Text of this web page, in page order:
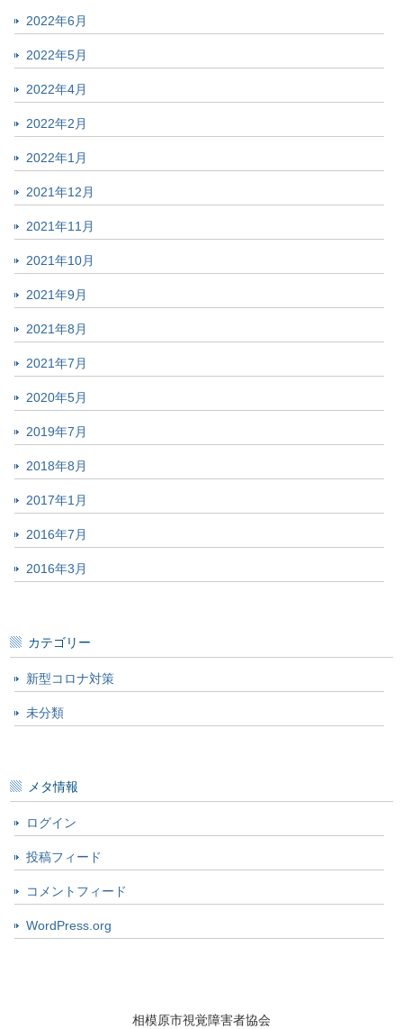
2022年6月
2022年5月
2022年4月
2022年2月
2022年1月
2021年12月
2021年11月
2021年10月
2021年9月
2021年8月
2021年7月
2020年5月
2019年7月
2018年8月
2017年1月
2016年7月
2016年3月
カテゴリー
新型コロナ対策
未分類
メタ情報
ログイン
投稿フィード
コメントフィード
WordPress.org
相模原市視覚障害者協会